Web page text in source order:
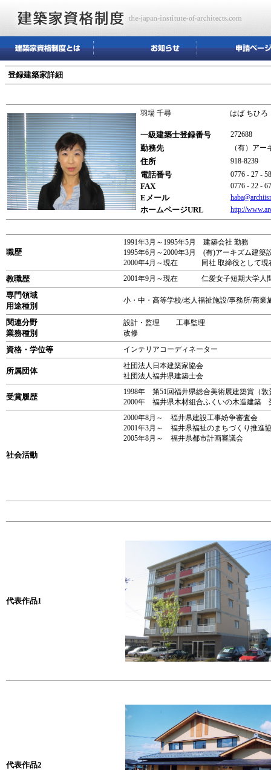
登録建築家詳細
羽場 千尋 はば ちひろ
一級建築士登録番号 272688
勤務先 （有）ア
住所 918-8239
電話番号 0776 - 27 -
FAX 0776 - 22 -
Eメール
ホームページURL http://
職歴
1991年3月～1995年5月 建築会社 勤務
1995年6月～2000年3月 (有)アーキズム建築
2000年4月～現在 同社 取締役として現
教職歴 2001年9月～現在 仁愛女子短期大学人
専門領域
用途種別
小・中・高等学校/老人福祉施設/事務所/商
関連分野
業務種別
設計・監理 工事監理
改修
資格・学位等 インテリアコーディネーター
所属団体
社団法人日本建築家協会
社団法人福井県建築士会
受賞履歴
1998年 第51回福井県総合美術展建築賞（
2000年 福井県木材組合ふくいの木造建築
社会活動
2000年8月～ 福井県建設工事紛争審査会
2001年3月～ 福井県福祉のまちづくり推進
2005年8月～ 福井県都市計画審議会
代表作品1
代表作品2